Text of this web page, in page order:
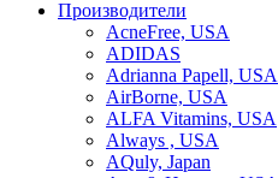
Производители
AcneFree, USA
ADIDAS
Adrianna Papell, USA
AirBorne, USA
ALFA Vitamins, USA
Always , USA
AQuly, Japan